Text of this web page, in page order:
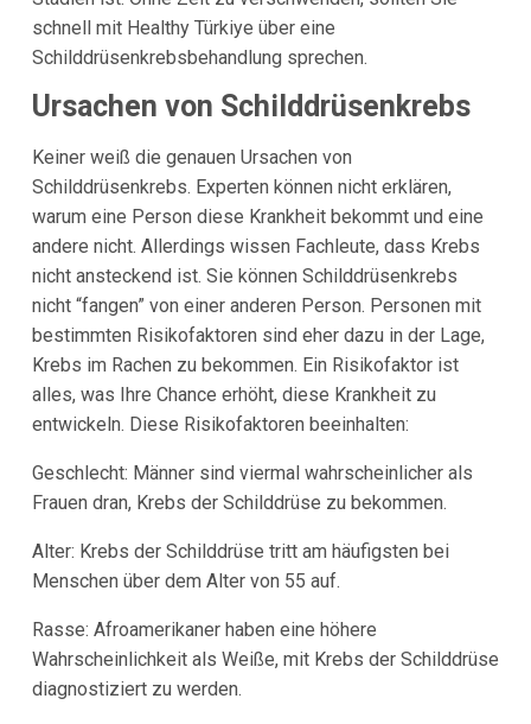
schnell mit Healthy Türkiye über eine
Schilddrüsenkrebsbehandlung sprechen.
Ursachen von Schilddrüsenkrebs
Keiner weiß die genauen Ursachen von
Schilddrüsenkrebs. Experten können nicht erklären,
warum eine Person diese Krankheit bekommt und eine
andere nicht. Allerdings wissen Fachleute, dass Krebs
nicht ansteckend ist. Sie können Schilddrüsenkrebs
nicht “fangen” von einer anderen Person. Personen mit
bestimmten Risikofaktoren sind eher dazu in der Lage,
Krebs im Rachen zu bekommen. Ein Risikofaktor ist
alles, was Ihre Chance erhöht, diese Krankheit zu
entwickeln. Diese Risikofaktoren beeinhalten:
Geschlecht: Männer sind viermal wahrscheinlicher als
Frauen dran, Krebs der Schilddrüse zu bekommen.
Alter: Krebs der Schilddrüse tritt am häufigsten bei
Menschen über dem Alter von 55 auf.
Rasse: Afroamerikaner haben eine höhere
Wahrscheinlichkeit als Weiße, mit Krebs der Schilddrüse
diagnostiziert zu werden.